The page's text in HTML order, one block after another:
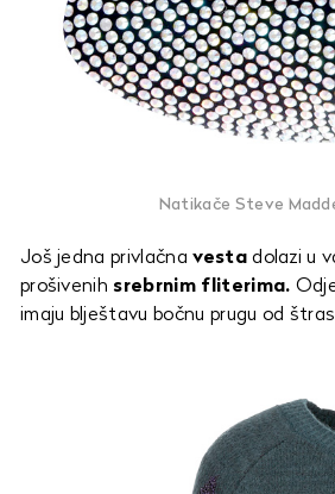
Natikače Steve
Još jedna privlačnavestadolazi u
prošivenih srebrnim fliterima.
imaju blještavu bočnu prugu od